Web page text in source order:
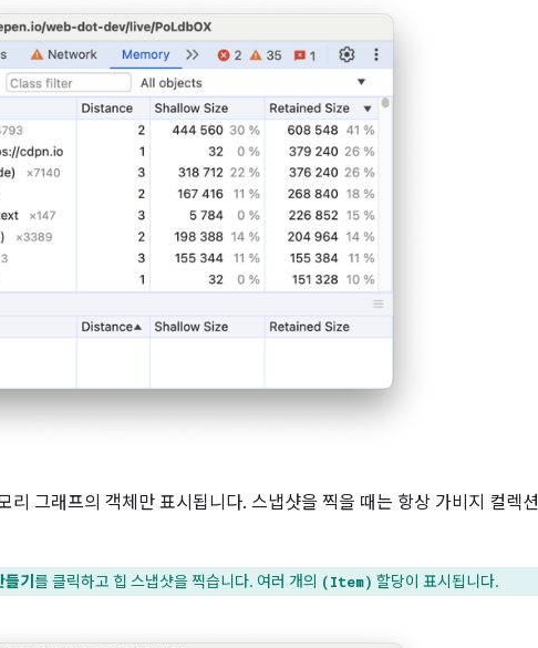
리 그래프의 객체만 표시됩니다. 스냅샷을 찍을 때는 항상 가비지 컬렉션
기 를 클릭하고 힙 스냅샷을 찍습니다. 여러 개의 (Item) 할당이 표시됩니다.